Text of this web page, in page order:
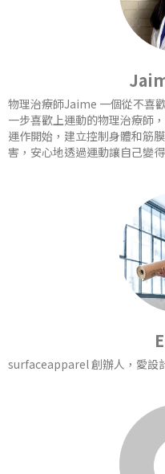
物理治療師Jaime 一個從不喜
一步喜歡上運動的物理治療師
運作開始，建立控制身體和筋
害，安心地透過運動讓自己變
surfaceapparel 創辦人，愛設